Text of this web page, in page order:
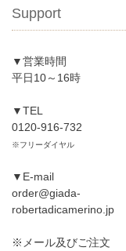
Support
▼営業時間
平日10～16時
▼TEL
0120-916-732
※フリーダイヤル
▼E-mail
order@giada-
robertadicamerino.jp
※メール及びご注文